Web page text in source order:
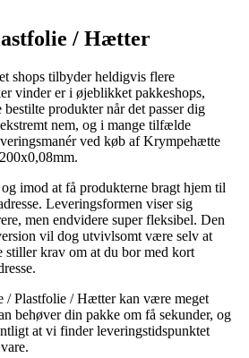
/ Hætter
shops tilbyder heldigvis flere
vinder er i øjeblikket pakkeshops,
produkter når det passer dig
nem, og i mange tilfælde
ved køb af Krympehætte
imod at få produkterne bragt hjem til
Leveringsformen viser sig
men endvidere super fleksibel. Den
vil dog utvivlsomt være selv at
stiller krav om at du bor med kort
/ Plastfolie / Hætter kan være meget
behøver din pakke om få sekunder, og
at vi finder leveringstidspunktet